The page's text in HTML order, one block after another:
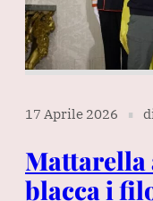
17 Aprile 2026 ∎
Mattarella
blacca i